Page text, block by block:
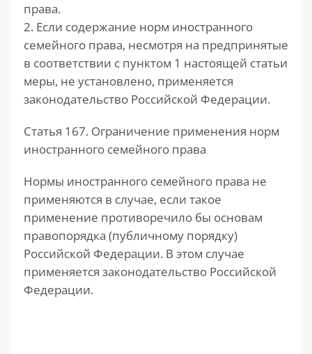
права.
2. Если содержание норм иностранного
семейного права, несмотря на предпринятые
в соответствии с пунктом 1 настоящей статьи
меры, не установлено, применяется
законодательство Российской Федерации.
Статья 167. Ограничение применения норм
иностранного семейного права
Нормы иностранного семейного права не
применяются в случае, если такое
применение противоречило бы основам
правопорядка (публичному порядку)
Российской Федерации. В этом случае
применяется законодательство Российской
Федерации.